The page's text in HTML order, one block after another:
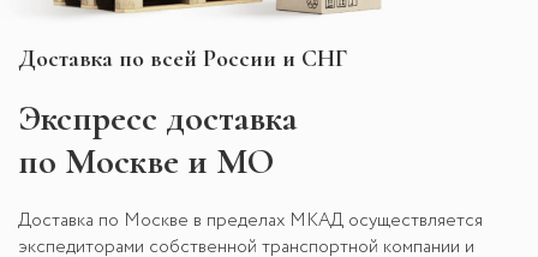
Доставка по всей России и СНГ
Экспресс доставка
по Москве и МО
Доставка по Москве в пределах МКАД осуществляется
экспедиторами собственной транспортной компании и